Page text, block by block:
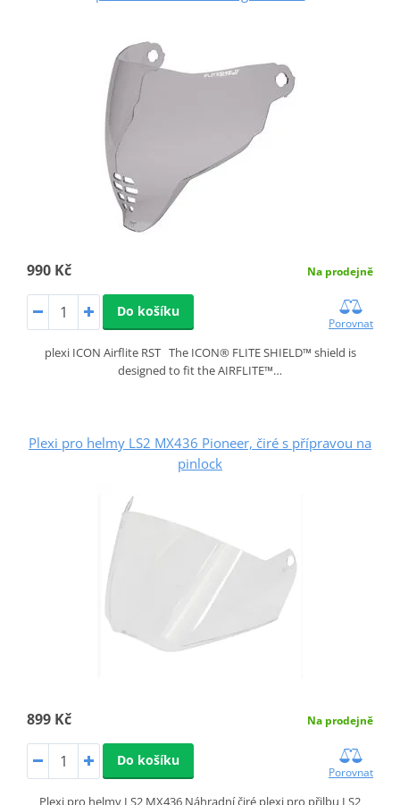
990 Kč Na prodejně
Do košíku
Porovnat
plexi ICON Airflite RST The ICON® FLITE SHIELD™ shield is
designed to fit the AIRFLITE™…
Plexi pro helmy LS2 MX436 Pioneer, čiré s přípravou na
pinlock
899 Kč Na prodejně
Do košíku
Porovnat
Plexi pro helmy LS2 MX436 Náhradní čiré plexi pro přilbu LS2